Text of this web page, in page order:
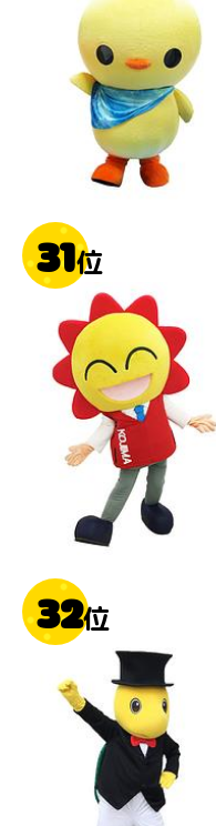
31位
32位